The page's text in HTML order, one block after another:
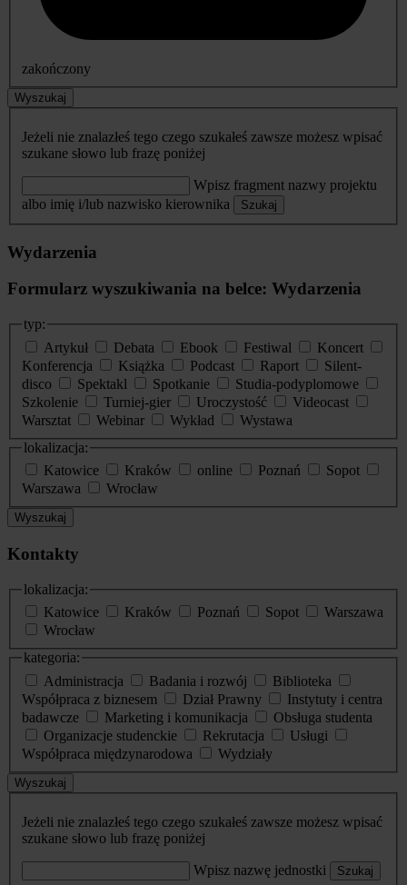
zakończony
Wyszukaj
Jeżeli nie znalazłeś tego czego szukałeś zawsze możesz wpisać
szukane słowo lub frazę poniżej
Wpisz fragment nazwy projektu
albo imię i/lub nazwisko kierownika
Szukaj
Wydarzenia
Formularz wyszukiwania na belce: Wydarzenia
typ:
Artykuł
Debata Ebook Festiwal
Koncert
Konferencja
Książka Podcast Raport
Silent-
disco
Spektakl Spotkanie
Studia-podyplomowe
Szkolenie
Turniej-gier Uroczystość
Videocast
Warsztat
Webinar Wykład
Wystawa
lokalizacja:
Katowice
Kraków online Poznań
Sopot
Warszawa
Wrocław
Wyszukaj
Kontakty
lokalizacja:
Katowice
Kraków Poznań Sopot
Warszawa
Wrocław
kategoria:
Administracja
Badania i rozwój
Biblioteka
Współpraca z biznesem
Dział Prawny
Instytuty i centra
badawcze
Marketing i komunikacja
Obsługa studenta
Organizacje studenckie
Rekrutacja
Usługi
Współpraca międzynarodowa
Wydziały
Wyszukaj
Jeżeli nie znalazłeś tego czego szukałeś zawsze możesz wpisać
szukane słowo lub frazę poniżej
Wpisz nazwę jednostki Szukaj